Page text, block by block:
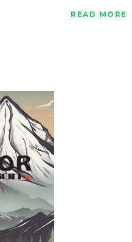
READ MORE